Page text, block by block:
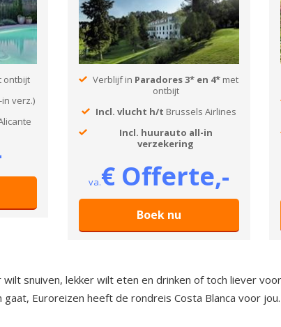
ontbijt
in verz.)
Verblijf in Paradores 3* en 4* met
ontbijt
Incl. vlucht h/t Brussels Airlines
Incl. huurauto all-in
verzekering
va.€ Offerte,-
Boek nu
wilt snuiven, lekker wilt eten en drinken of toch liever
Euroreizen heeft de rondreis Costa Blanca voor